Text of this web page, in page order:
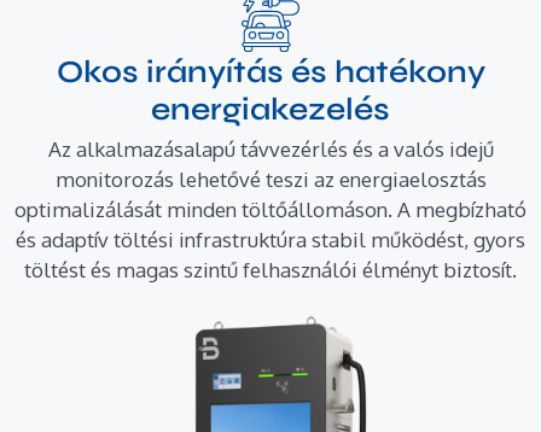
Okos irányítás és hatékony
energiakezelés
Az alkalmazásalapú távvezérlés és a valós idejű
monitorozás lehetővé teszi az energiaelosztás
optimalizálását minden töltőállomáson. A megbízható
és adaptív töltési infrastruktúra stabil működést, gyors
töltést és magas szintű felhasználói élményt biztosít.